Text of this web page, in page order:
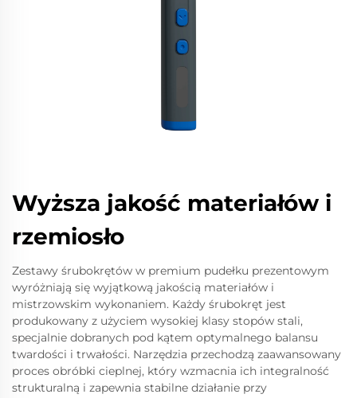
Wyższa jakość materiałów i
rzemiosło
Zestawy śrubokrętów w premium pudełku prezentowym
wyróżniają się wyjątkową jakością materiałów i
mistrzowskim wykonaniem. Każdy śrubokręt jest
produkowany z użyciem wysokiej klasy stopów stali,
specjalnie dobranych pod kątem optymalnego balansu
twardości i trwałości. Narzędzia przechodzą zaawansowany
proces obróbki cieplnej, który wzmacnia ich integralność
strukturalną i zapewnia stabilne działanie przy